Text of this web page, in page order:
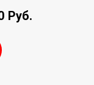
Руб.